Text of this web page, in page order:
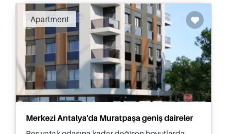
Apartment
Merkezi Antalya'da Muratpaşa geniş daireler